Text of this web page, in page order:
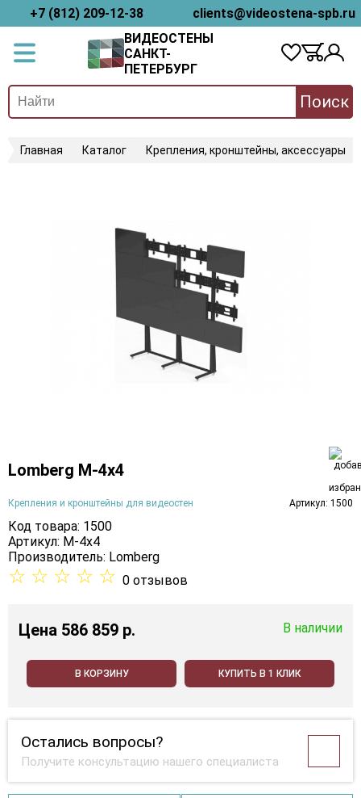
+7 (812) 209-12-38
clients@videostena-spb.ru
ВИДЕОСТЕНЫ
САНКТ-
ПЕТЕРБУРГ
Поиск
Главная Каталог Крепления, кронштейны, аксессуары
Lomberg M-4х4
Крепления и кронштейны для видеостен Артикул: 1500
Код товара: 1500
Артикул: M-4х4
Производитель: Lomberg
☆ ☆ ☆ ☆ ☆ 0 отзывов
Цена 586 859 p. В наличии
В КОРЗИНУ КУПИТЬ В 1 КЛИК
Остались вопросы?
Получите консультацию нашего специалиста